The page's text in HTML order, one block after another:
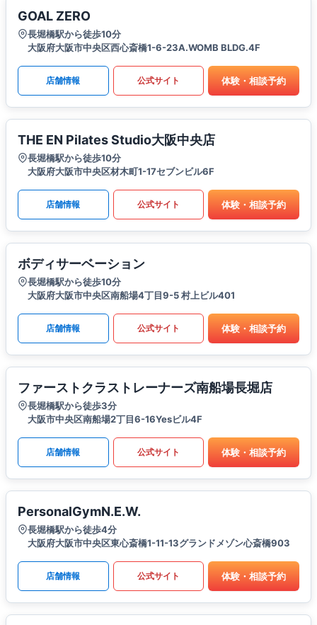
GOAL ZERO
長堀橋駅から徒歩10分
大阪府大阪市中央区西心斎橋1-6-23A.WOMB BLDG.4F
店舗情報 公式サイト 体験・相談予約
THE EN Pilates Studio大阪中央店
長堀橋駅から徒歩10分
大阪府大阪市中央区材木町1-17セブンビル6F
店舗情報 公式サイト 体験・相談予約
ボディサーベーション
長堀橋駅から徒歩10分
大阪府大阪市中央区南船場4丁目9-5 村上ビル401
店舗情報 公式サイト 体験・相談予約
ファーストクラストレーナーズ南船場長堀店
長堀橋駅から徒歩3分
大阪市中央区南船場2丁目6-16Yesビル4F
店舗情報 公式サイト 体験・相談予約
PersonalGymN.E.W.
長堀橋駅から徒歩4分
大阪府大阪市中央区東心斎橋1-11-13グランドメゾン心斎橋903
店舗情報 公式サイト 体験・相談予約